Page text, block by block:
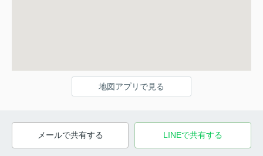
地図アプリで見る
メールで共有する LINEで共有する